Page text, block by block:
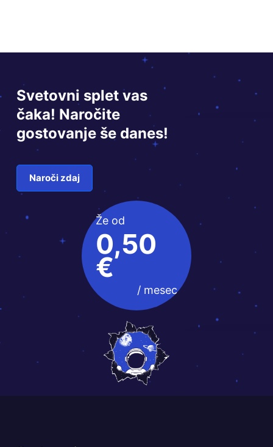
Svetovni splet vas
čaka! Naročite
gostovanje še danes!
Naroči zdaj
Že od
0,50
€
/ mesec